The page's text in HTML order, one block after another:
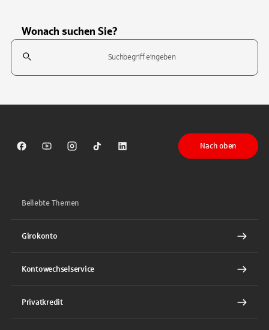
Wonach suchen Sie?
Suchfeld
Sparkasse auf Facebook
Sparkasse auf Youtube
Sparkasse auf Instagram
Sparkasse auf TikTok
Sparkasse auf LinkedIn
Nach oben
Beliebte Themen
Girokonto
Kontowechselservice
Privatkredit